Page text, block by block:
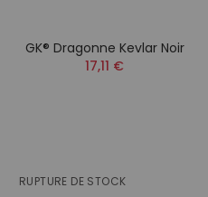
GK® Dragonne Kevlar Noir
17,11 €
RUPTURE DE STOCK